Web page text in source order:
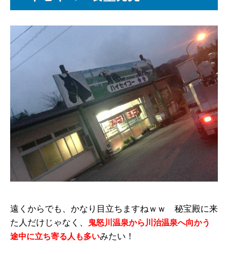
遠くからでも、かなり目立ちますねｗｗ 秘宝殿に来
た人だけじゃなく、
鬼怒川温泉から川治温泉へ向かう
途中に立ち寄る人も多いみたい！